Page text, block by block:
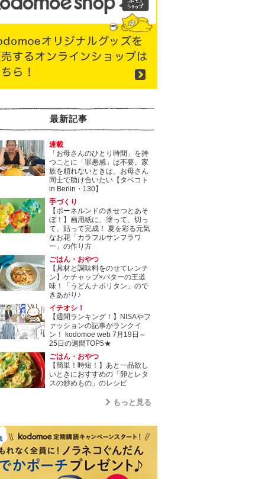
最新記事
連載
「お母さんのひとり時間」を持
つことに「罪悪感」は不要。家
族を頼れないときは、お母さん
同士で助け合いたい【タベコト
in Berlin・130】
手づくり
【ボーネルンドのきせつとあそ
ぼ！】画用紙に、塗って、切っ
て、貼って完成！ 夏を彩る元気
なお花「カラフルサンフラワ
ー」の作り方
ごはん・おやつ
【具材と調味料をのせてレンチ
ン】ケチャップ×バターの王道
味！「うどんナポリタン」ので
きあがり♪
イチオシ！
【週間ランキング！】NISAやフ
ァッションの記事がランクイ
ン！ kodomoe web 7月19日～
25日の週間TOP5★
ごはん・おやつ
【簡単！時短！】あと一品欲し
いときにおすすめの「卵とレタ
スの炒めもの」のレシピ
もっと見る